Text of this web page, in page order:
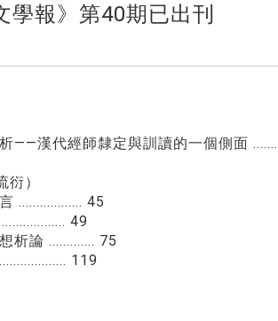
學報》第40期已出刊
漢代經師隸定與訓讀的一個側面
）
.................. 45
49
析論 ............. 75
119